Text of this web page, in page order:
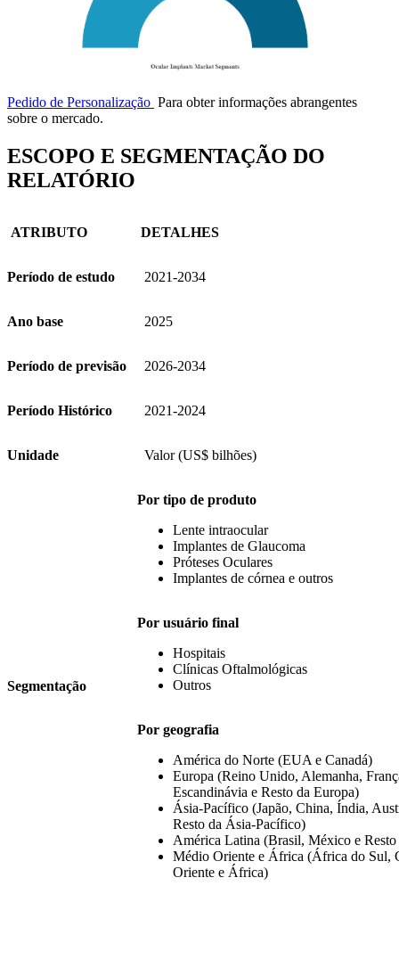
Pedido de Personalização Para obter informações abrangentes
sobre o mercado.
ESCOPO E SEGMENTAÇÃO DO
RELATÓRIO
ATRIBUTO DETALHES
Período de estudo 2021-2034
Ano base 2025
Período de previsão 2026-2034
Período Histórico 2021-2024
Unidade Valor (US$ bilhões)
Segmentação
Por tipo de produto
Lente intraocular
Implantes de Glaucoma
Próteses Oculares
Implantes de córnea e outros
Por usuário final
Hospitais
Clínicas Oftalmológicas
Outros
Por geografia
América do Norte (EUA e Canadá)
Europa (Reino Unido, Alemanha,
Escandinávia e Resto da Europa)
Ásia-Pacífico (Japão, China, Índia,
Resto da Ásia-Pacífico)
América Latina (Brasil, México e
Médio Oriente e África (África do Sul,
Oriente e África)